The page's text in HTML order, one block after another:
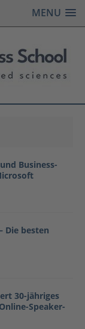
MENU
Business-
Die besten
30-jähriges
Speaker-